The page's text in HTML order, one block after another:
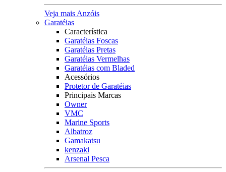
Veja mais Anzóis
Garatéias
Característica
Garatéias Foscas
Garatéias Pretas
Garatéias Vermelhas
Garatéias com Bladed
Acessórios
Protetor de Garatéias
Principais Marcas
Owner
VMC
Marine Sports
Albatroz
Gamakatsu
kenzaki
Arsenal Pesca